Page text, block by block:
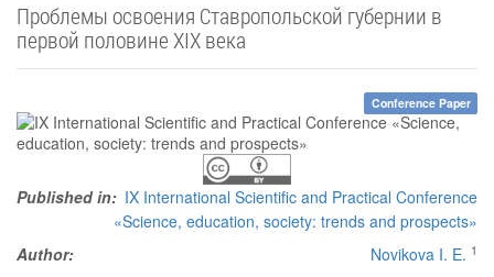
Проблемы освоения Ставропольской губернии в
первой половине XIX века
Conference Paper
Published in: IX International Scientific and Practical Conference
«Science, education, society: trends and prospects»
Author:
Novikova I. E. 1